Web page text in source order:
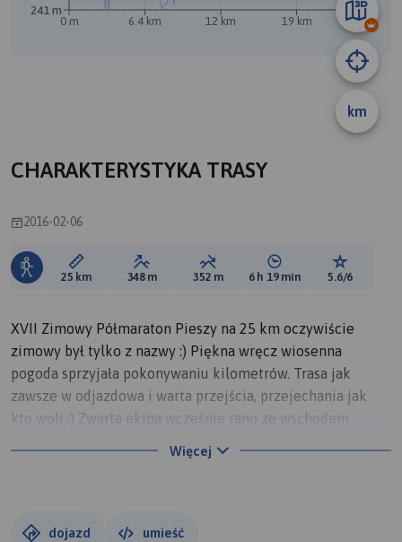
km
0 m 6.4 km 12 km 19 km 25 km
241 m
CHARAKTERYSTYKA TRASY
2016-02-06
Długość trasy:
25 km Suma przewyższeń:
348 m Suma spadków:
352 m Średni czas potrzebny
6 h 19 min Ocena
5.6/6
XVII Zimowy Półmaraton Pieszy na 25 km oczywiście
zimowy był tylko z nazwy :) Piękna wręcz wiosenna
pogoda sprzyjała pokonywaniu kilometrów. Trasa jak
zawsze w odjazdowa i warta przejścia, przejechania jak
kto woli :) Zwarta ekipa wcześnie rano ze wschodem
25 km. Pogoda wiosenna, ślady zimy minimalne w postaci
Ale dla nas to jest przyjemność. Po drodze oczywiście
Więcej
dojazd umieść